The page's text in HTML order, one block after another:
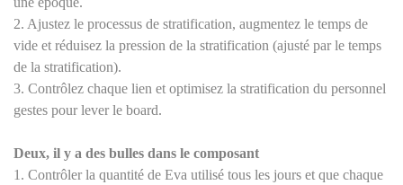
2. Ajustez le processus de stratification, augmentez le temps de
vide et réduisez la pression de la stratification (ajusté par le temps
de la stratification).
3. Contrôlez chaque lien et optimisez la stratification du personnel
gestes pour lever le board.
Deux, il y a des bulles dans le composant
1. Contrôler la quantité de Eva utilisé tous les jours et que chaque